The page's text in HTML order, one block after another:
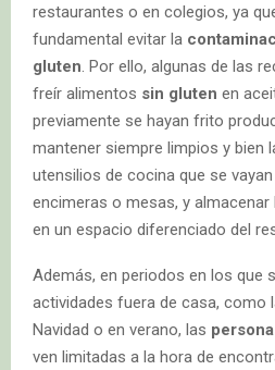
restaurantes o en colegios, ya
fundamental evitar la
gluten . Por ello, algunas de las
freír alimentos sin gluten en
previamente se hayan frito
mantener siempre limpios y bien
utensilios de cocina que se
encimeras o mesas, y
en un espacio diferenciado del
Además, en periodos en los que
actividades fuera de casa, como
Navidad o en verano, las
ven limitadas a la hora de